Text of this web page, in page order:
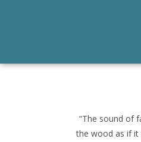
“The sound of
the wood as if it